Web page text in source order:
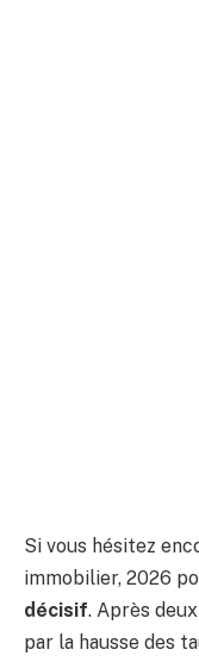
Si vous hésitez
immobilier, 2026
décisif. Après
par la hausse des